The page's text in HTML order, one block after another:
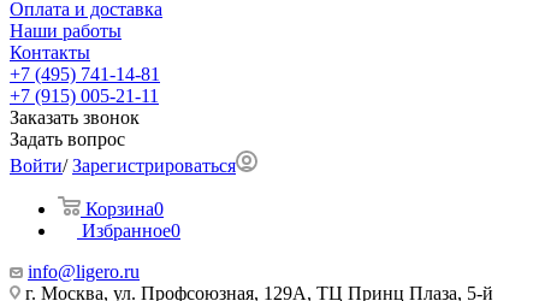
Оплата и доставка
Наши работы
Контакты
+7 (495) 741-14-81
+7 (915) 005-21-11
Заказать звонок
Задать вопрос
Войти/Зарегистрироваться
Корзина0
Избранное0
info@ligero.ru
г. Москва, ул. Профсоюзная, 129А, ТЦ Принц Плаза, 5-й